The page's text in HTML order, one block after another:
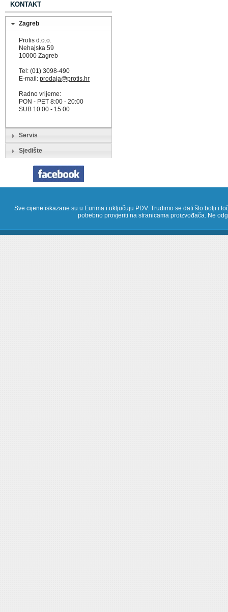
KONTAKT
Zagreb
Protis d.o.o.
Nehajska 59
10000 Zagreb
Tel: (01) 3098-490
E-mail:prodaja@protis.hr
Radno vrijeme:
PON - PET 8:00 - 20:00
SUB 10:00 - 15:00
Servis
Sjedište
Sve cijene iskazane su u Eurima i uključuju PDV. Trudimo se dati što bolji i
potrebno provjeriti na stranicama proizvođača. Ne